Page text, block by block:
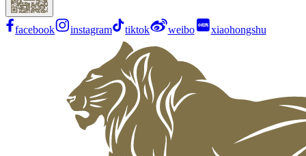
facebook instagram tiktok weibo xiaohongshu